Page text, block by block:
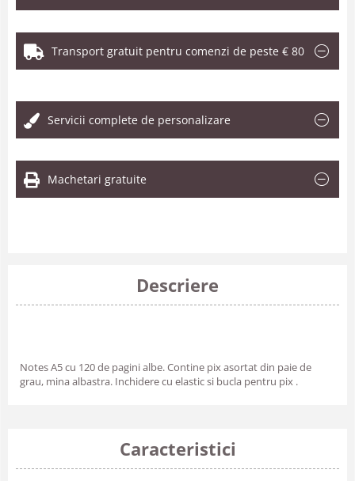
Transport gratuit pentru comenzi de peste € 80
Servicii complete de personalizare
Machetari gratuite
Descriere
Notes A5 cu 120 de pagini albe. Contine pix asortat din paie de
grau, mina albastra. Inchidere cu elastic si bucla pentru pix .
Caracteristici